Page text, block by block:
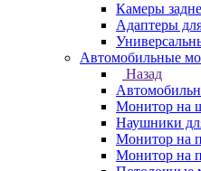
Камеры
Адаптеры
Автомобильные
Назад
Монитор на
Наушники
Монитор на
Монитор на